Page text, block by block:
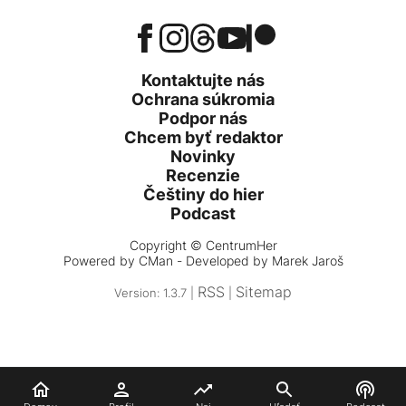
Kontaktujte nás
Ochrana súkromia
Podpor nás
Chcem byť redaktor
Novinky
Recenzie
Češtiny do hier
Podcast
Copyright © CentrumHer
Powered by CMan - Developed by Marek Jaroš
Version: 1.3.7 | RSS Sitemap